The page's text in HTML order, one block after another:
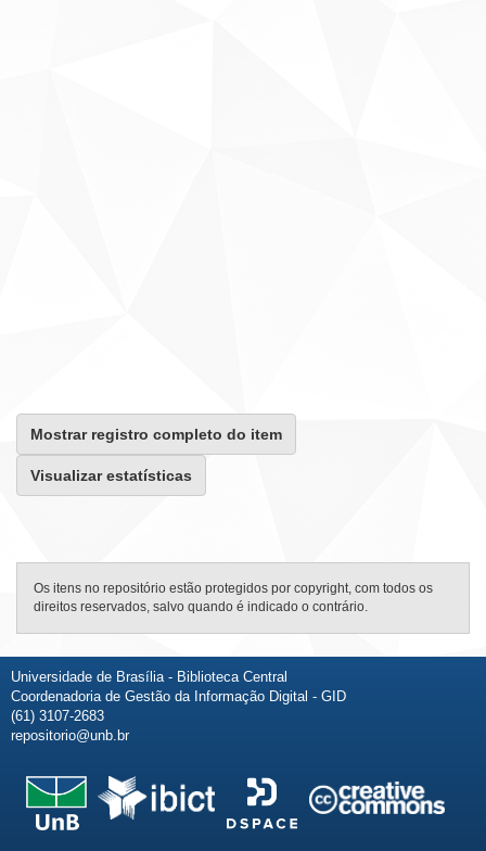
Mostrar registro completo do item
Visualizar estatísticas
Os itens no repositório estão protegidos por copyright, com todos os
direitos reservados, salvo quando é indicado o contrário.
Universidade de Brasília - Biblioteca Central
Coordenadoria de Gestão da Informação Digital - GID
(61) 3107-2683
repositorio@unb.br